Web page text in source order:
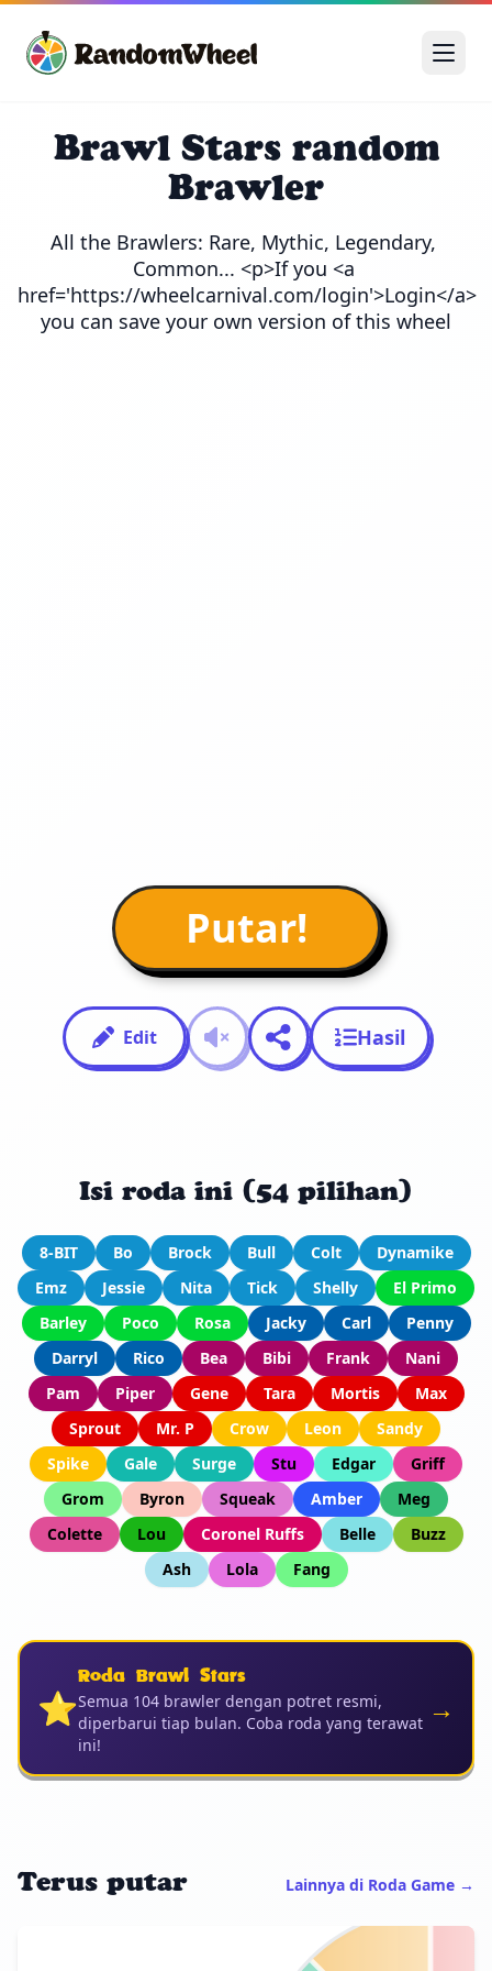
Brawl Stars random
Brawler
All the Brawlers: Rare, Mythic, Legendary,
Common... <p>If you <a
href='https://wheelcarnival.com/login'>Login</a>
you can save your own version of this wheel
Putar!
Edit Hasil
Isi roda ini (54 pilihan)
8-BIT Bo Brock Bull Colt
Dynamike
Emz
Jessie Nita Tick Shelly
El Primo
Barley
Poco Rosa Jacky Carl
Penny
Darryl
Rico Bea Bibi Frank
Nani
Pam
Piper Gene Tara Mortis
Max
Sprout
Mr. P Crow Leon
Sandy
Spike
Gale Surge Stu Edgar
Griff
Grom
Byron Squeak Amber
Meg
Colette
Lou Coronel Ruffs Belle
Buzz
Ash
Lola Fang
⭐
Roda Brawl Stars
Semua 104 brawler dengan potret resmi,
diperbarui tiap bulan. Coba roda yang terawat
ini!
→
Terus putar Lainnya di Roda Game →